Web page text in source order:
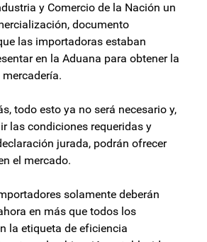
y Comercio de la Nación un
documento
las importadoras estaban
en la Aduana para obtener la
mercadería.
todo esto ya no será necesario y,
las condiciones requeridas y
jurada, podrán ofrecer
el mercado.
solamente deberán
en más que todos los
la etiqueta de eficiencia